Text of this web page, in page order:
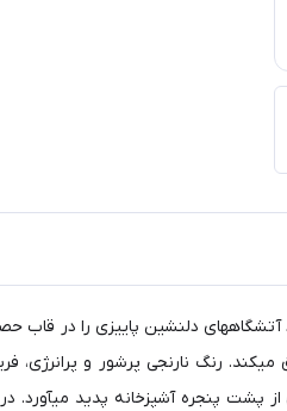
آتشگاههای دلنشین پاییزی را در
رنگ نارنجی پرشور و پرانرژی،
پشت پنجره آشپزخانه پدید